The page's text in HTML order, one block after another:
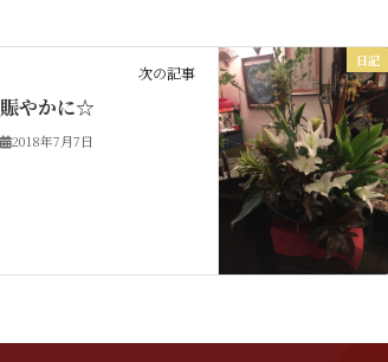
日記
次の記事
賑やかに☆
2018年7月7日